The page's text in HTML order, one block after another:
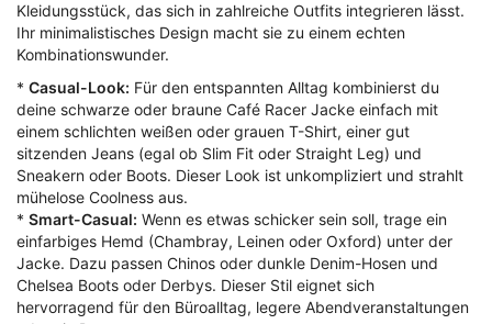
Kleidungsstück, das sich in zahlreiche Outfits integrieren lässt.
Ihr minimalistisches Design macht sie zu einem echten
Kombinationswunder.
* Casual-Look: Für den entspannten Alltag kombinierst du
deine schwarze oder braune Café Racer Jacke einfach mit
einem schlichten weißen oder grauen T-Shirt, einer gut
sitzenden Jeans (egal ob Slim Fit oder Straight Leg) und
Sneakern oder Boots. Dieser Look ist unkompliziert und strahlt
mühelose Coolness aus.
* Smart-Casual: Wenn es etwas schicker sein soll, trage ein
einfarbiges Hemd (Chambray, Leinen oder Oxford) unter der
Jacke. Dazu passen Chinos oder dunkle Denim-Hosen und
Chelsea Boots oder Derbys. Dieser Stil eignet sich
hervorragend für den Büroalltag, legere Abendveranstaltungen